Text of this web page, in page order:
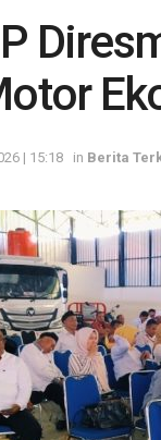
| 15:18 in Berita